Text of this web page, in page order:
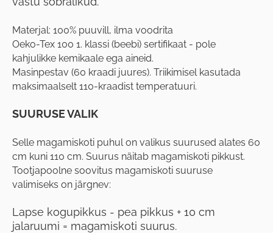
Materjal: 100% puuvill, ilma voodrita
Oeko-Tex 100 1. klassi (beebi) sertifikaat - pole
kahjulikke kemikaale ega aineid.
Masinpestav (60 kraadi juures). Triikimisel kasutada
maksimaalselt 110-kraadist temperatuuri.
SUURUSE VALIK
Selle magamiskoti puhul on valikus suurused alates 60
cm kuni 110 cm. Suurus näitab magamiskoti pikkust.
Tootjapoolne soovitus magamiskoti suuruse
valimiseks on järgnev:
Lapse kogupikkus - pea pikkus + 10 cm
jalaruumi = magamiskoti suurus.